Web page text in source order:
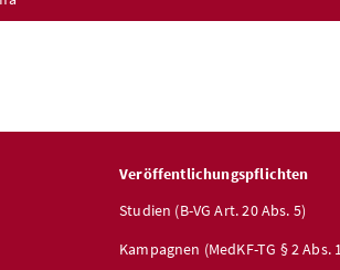
Veröffentlichungspflichten
Studien (B-VG Art. 20 Abs. 5)
Kampagnen (MedKF-TG § 2 Abs.